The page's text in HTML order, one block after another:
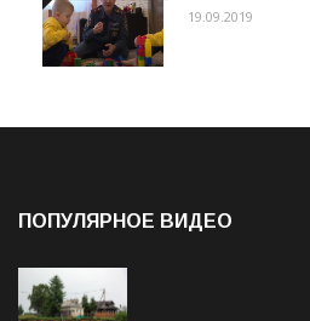
19.09.2019
ПОПУЛЯРНОЕ ВИДЕО